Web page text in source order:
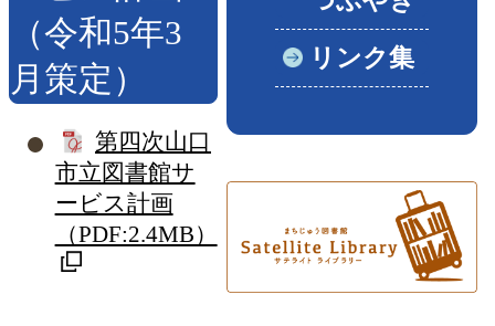
（令和5年3
月策定）
第四次山口
市立図書館サ
ービス計画
（PDF:2.4MB）
リンク集